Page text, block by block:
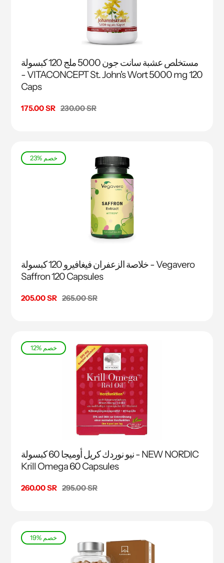
مستخلص عشبة سانت جون 5000 ملج 120 كبسولة
- VITACONCEPT St. John's Wort 5000 mg 120
Caps
سعر
175.00 SR السعر
230.00 SR
23% خصم
خلاصة الزعفران فيغافيرو 120 كبسولة - Vegavero
Saffron 120 Capsules
سعر
205.00 SR السعر
265.00 SR
12% خصم
نيو نوردك كريل أوميجا 60 كبسولة - NEW NORDIC
Krill Omega 60 Capsules
سعر
260.00 SR السعر
295.00 SR
19% خصم